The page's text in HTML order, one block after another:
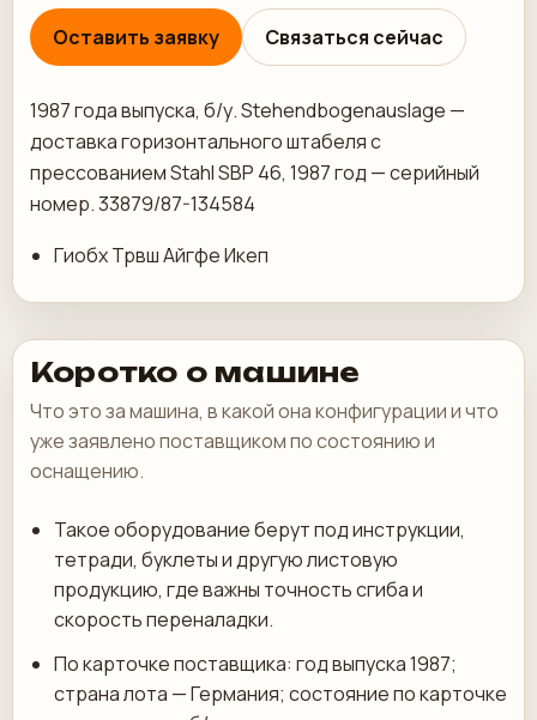
Оставить заявку
Связаться сейчас
1987 года выпуска, б/у. Stehendbogenauslage —
доставка горизонтального штабеля с
прессованием Stahl SBP 46, 1987 год — серийный
номер. 33879/87-134584
Гиобх Трвш Айгфе Икеп
Коротко о машине
Что это за машина, в какой она конфигурации и что
уже заявлено поставщиком по состоянию и
оснащению.
Такое оборудование берут под инструкции,
тетради, буклеты и другую листовую
продукцию, где важны точность сгиба и
скорость переналадки.
По карточке поставщика: год выпуска 1987;
страна лота — Германия; состояние по карточке